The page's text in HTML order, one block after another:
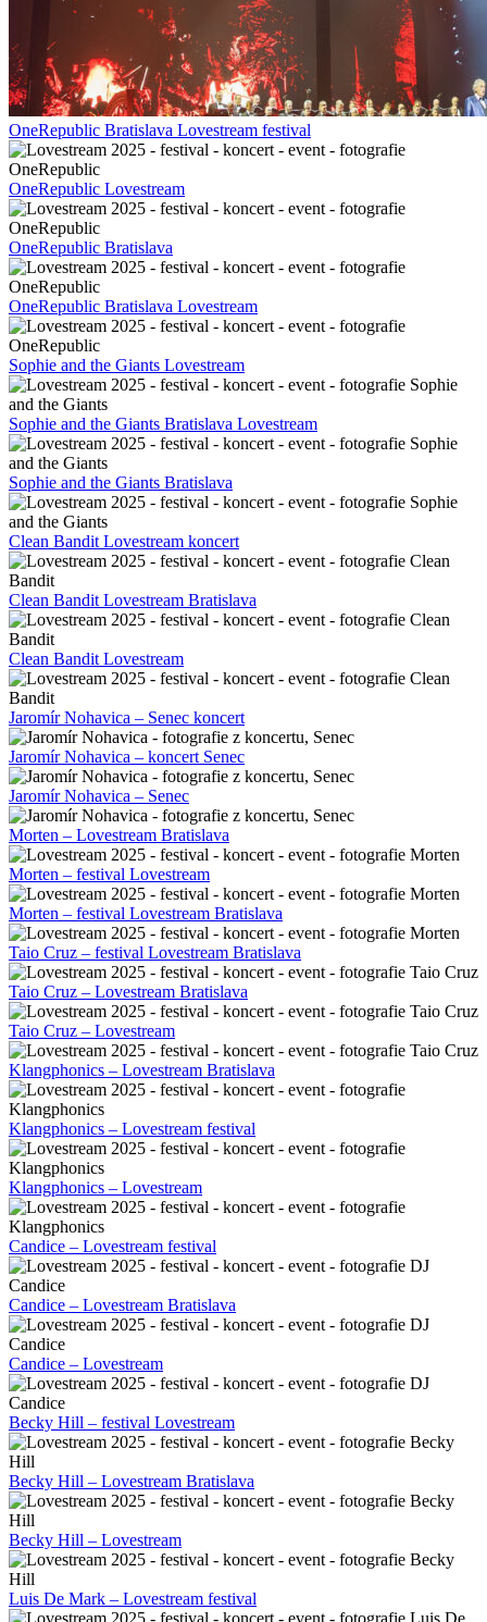
OneRepublic Bratislava Lovestream festival
OneRepublic Lovestream
OneRepublic Bratislava
OneRepublic Bratislava Lovestream
Sophie and the Giants Lovestream
Sophie and the Giants Bratislava Lovestream
Sophie and the Giants Bratislava
Clean Bandit Lovestream koncert
Clean Bandit Lovestream Bratislava
Clean Bandit Lovestream
Jaromír Nohavica – Senec koncert
Jaromír Nohavica – koncert Senec
Jaromír Nohavica – Senec
Morten – Lovestream Bratislava
Morten – festival Lovestream
Morten – festival Lovestream Bratislava
Taio Cruz – festival Lovestream Bratislava
Taio Cruz – Lovestream Bratislava
Taio Cruz – Lovestream
Klangphonics – Lovestream Bratislava
Klangphonics – Lovestream festival
Klangphonics – Lovestream
Candice – Lovestream festival
Candice – Lovestream Bratislava
Candice – Lovestream
Becky Hill – festival Lovestream
Becky Hill – Lovestream Bratislava
Becky Hill – Lovestream
Luis De Mark – Lovestream festival